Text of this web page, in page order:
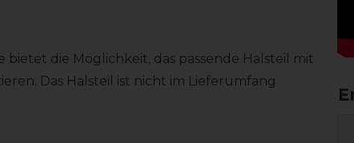
bietet die Möglichkeit, das passende Halsteil mit
Das Halsteil ist nicht im Lieferumfang